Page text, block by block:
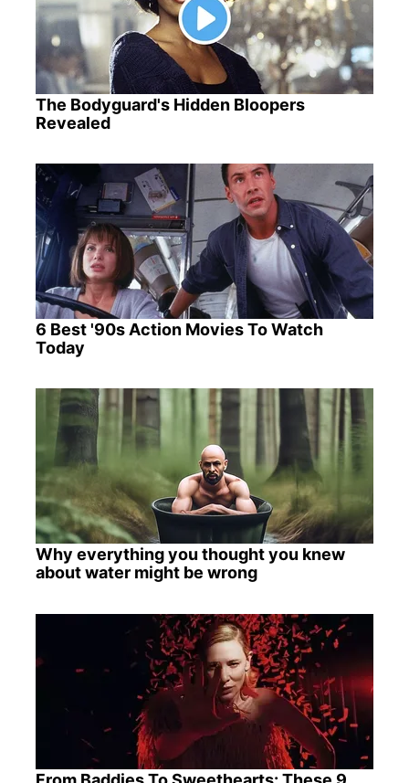
The Bodyguard's Hidden Bloopers
Revealed
6 Best '90s Action Movies To Watch
Today
Why everything you thought you knew
about water might be wrong